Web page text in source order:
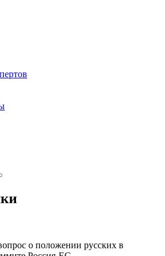
о положении русских в